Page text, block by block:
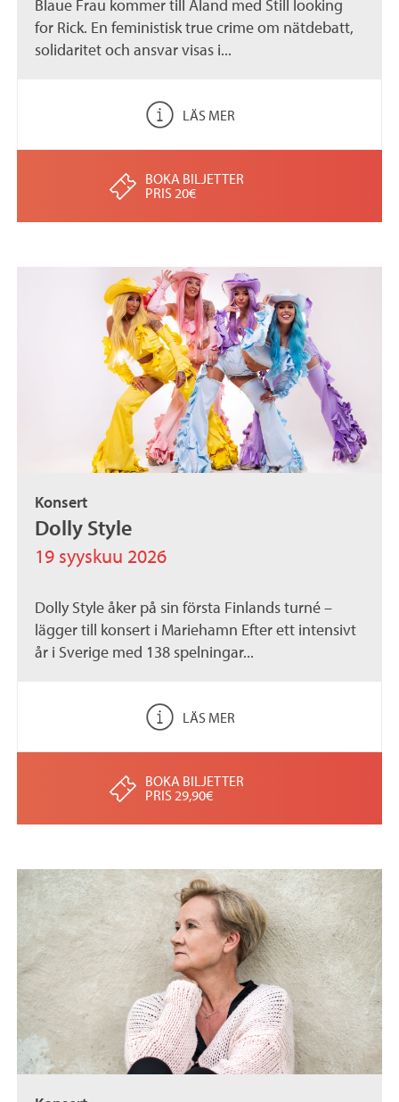
Blaue Frau kommer till Åland med Still looking
for Rick. En feministisk true crime om nätdebatt,
solidaritet och ansvar visas i...
LÄS MER
BOKA BILJETTER
PRIS 20€
Konsert
Dolly Style
19 syyskuu 2026
Dolly Style åker på sin första Finlands turné –
lägger till konsert i Mariehamn Efter ett intensivt
år i Sverige med 138 spelningar...
LÄS MER
BOKA BILJETTER
PRIS 29,90€